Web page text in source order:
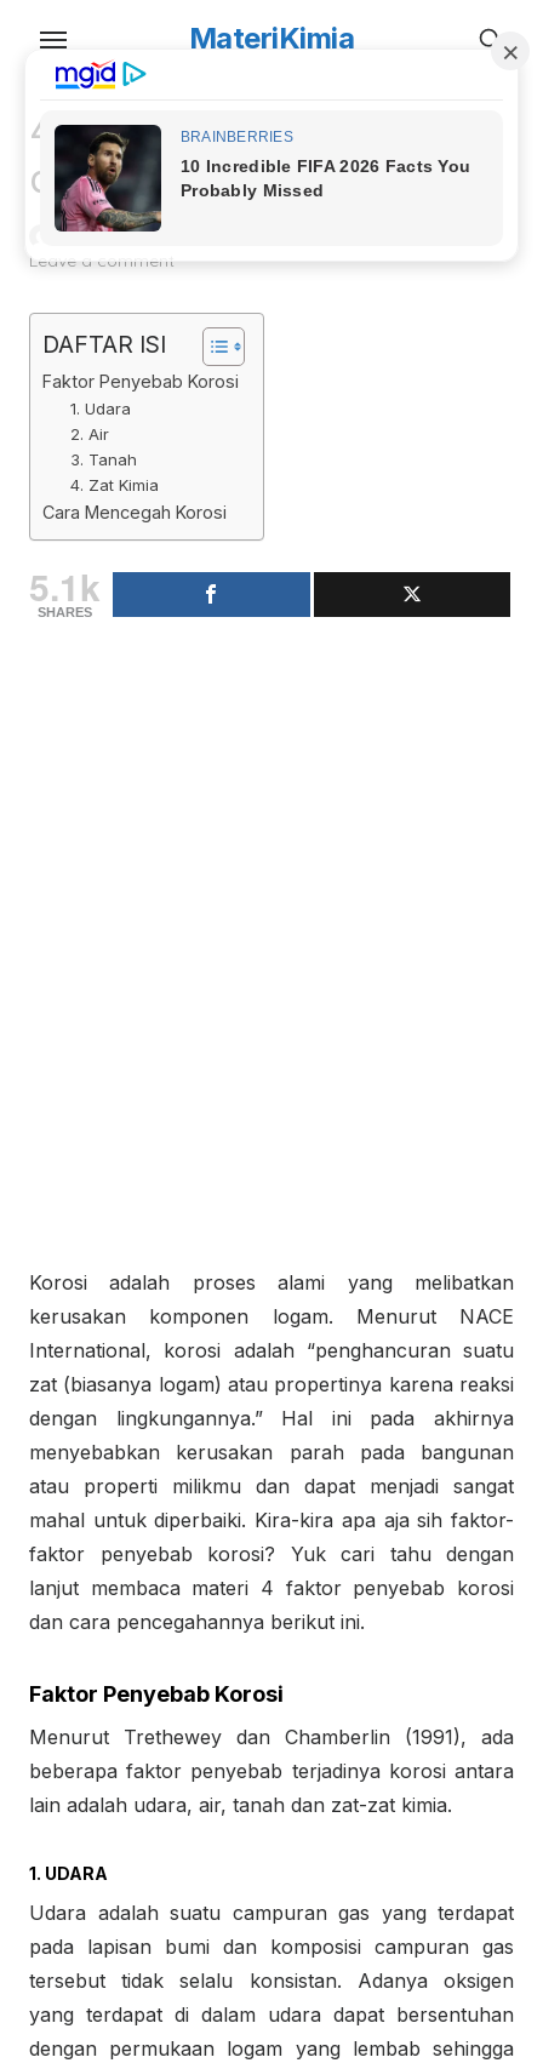
content
MateriKimia
4 Faktor Penyebab Korosi
dan Cara Pencegahannya
Kurnia Nur Afifah
on
Leave a comment
DAFTAR ISI
Faktor Penyebab Korosi
1. Udara
2. Air
3. Tanah
4. Zat Kimia
Cara Mencegah Korosi
5.1k
SHARES
Korosi adalah proses alami yang melibatkan
kerusakan komponen logam. Menurut NACE
International, korosi adalah “penghancuran suatu
zat (biasanya logam) atau propertinya karena reaksi
dengan lingkungannya.” Hal ini pada akhirnya
menyebabkan kerusakan parah pada bangunan
atau properti milikmu dan dapat menjadi sangat
mahal untuk diperbaiki. Kira-kira apa aja sih faktor-
faktor penyebab korosi? Yuk cari tahu dengan
lanjut membaca materi 4 faktor penyebab korosi
dan cara pencegahannya berikut ini.
Faktor Penyebab Korosi
Menurut Trethewey dan Chamberlin (1991), ada
beberapa faktor penyebab terjadinya korosi antara
lain adalah udara, air, tanah dan zat-zat kimia.
1. UDARA
Udara adalah suatu campuran gas yang terdapat
pada lapisan bumi dan komposisi campuran gas
tersebut tidak selalu konsistan. Adanya oksigen
yang terdapat di dalam udara dapat bersentuhan
dengan permukaan logam yang lembab sehingga